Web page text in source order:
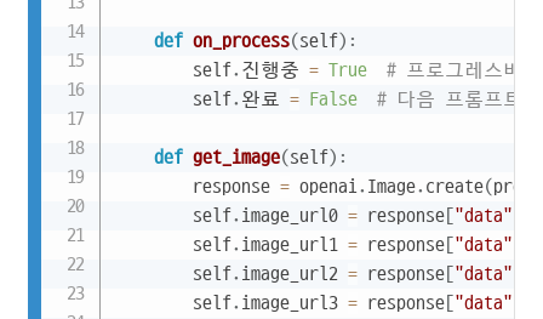
def on_process(self) :
        self
. 진행중 = True
# 프로그레스바
        self
. 완료 = False # 다음 프롬프트
def get_image(self) :
        response
= openai. Image. create(
        self
. image_url0 = response["data"
        self
. image_url1 = response["data"
        self
. image_url2 = response["data"
        self
. image_url3 = response["data"